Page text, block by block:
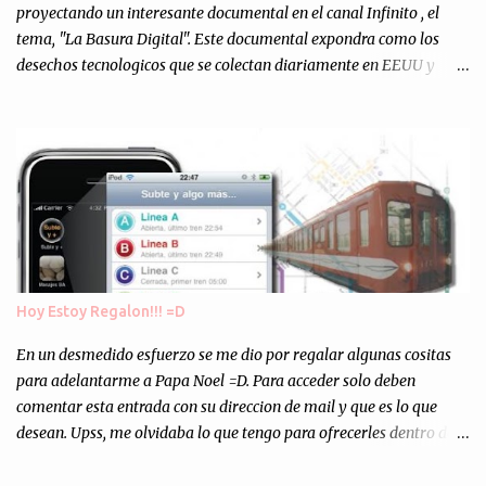
personalmente, un éxito y un logro sin precedentes. Sinceram...
proyectando un interesante documental en el canal Infinito , el
tema, "La Basura Digital". Este documental expondra como los
desechos tecnologicos que se colectan diariamente en EEUU y
Asi, todos los residuos sonincinerados produciendo lo que los
ambientalistas llaman "La Pesadilla de la Edad Cibernetica". La
transmision es el Domingo 2 de diciembre a las 21:00 hs. Me
parecio muy interesante, no creo que lo pueda ver por la hora, asi
que los comentarios los dejo en sus manos...
Hoy Estoy Regalon!!! =D
En un desmedido esfuerzo se me dio por regalar algunas cositas
para adelantarme a Papa Noel =D. Para acceder solo deben
comentar esta entrada con su direccion de mail y que es lo que
desean. Upss, me olvidaba lo que tengo para ofrecerles dentro de